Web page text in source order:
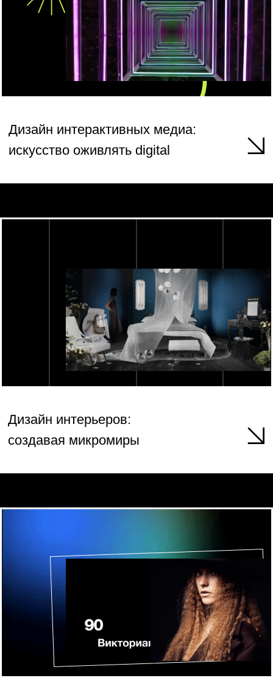
Дизайн интерьеров:
создавая микромиры
Мир в движении: как
создается анимация